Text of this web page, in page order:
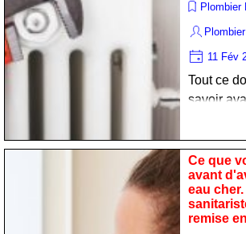
Plombier
11 Fév
Tout ce
savoir
chauffe-
remise en
Ce que
avant
eau
remise